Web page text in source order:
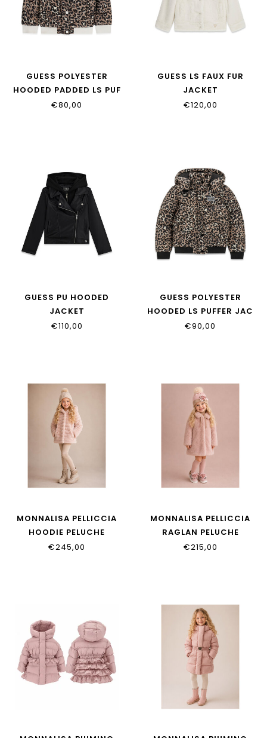
GUESS POLYESTER
HOODED PADDED LS PUF
K6YL04_W2597_PMN4
€80,00
GUESS LS FAUX FUR
JACKET
J6YL13_K4223_G012
€120,00
GUESS PU HOODED
JACKET
J6YL06_W2613_JBLK
€110,00
GUESS POLYESTER
HOODED LS PUFFER JAC
J6YL01_W2607_PMN4
€90,00
MONNALISA PELLICCIA
HOODIE PELUCHE
17H101_8033_0091
€245,00
MONNALISA PELLICCIA
RAGLAN PELUCHE
37H100_8033_0091
€215,00